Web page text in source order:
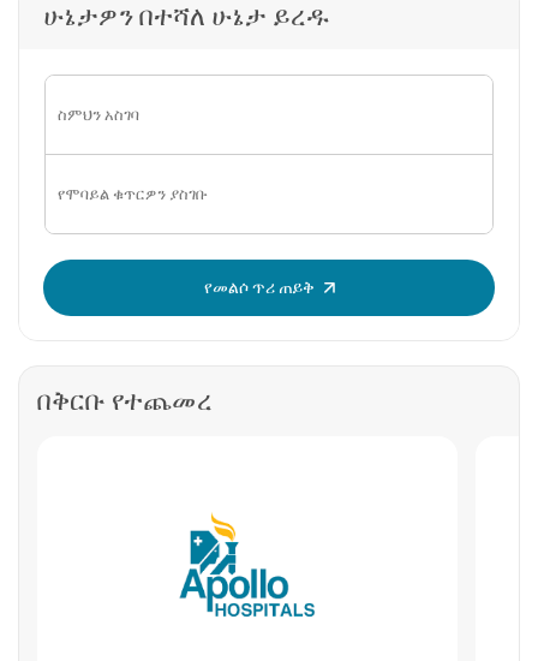
ሁኔታዎን በተሻለ ሁኔታ ይረዱ
የመልሶ ጥሪ ጠይቅ
በቅርቡ የተጨመረ